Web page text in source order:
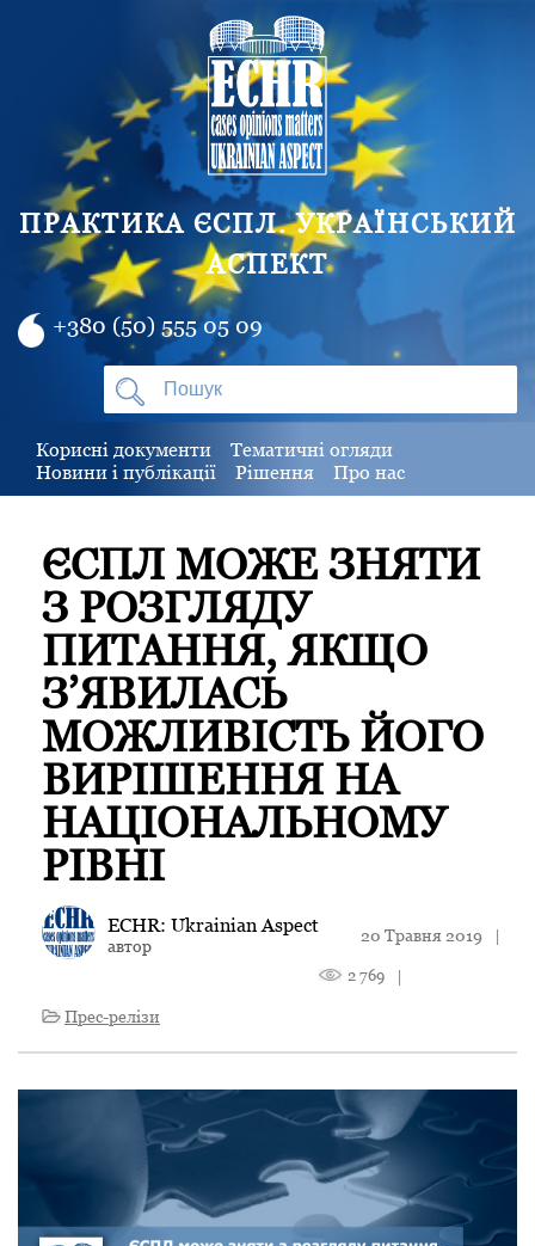
ПРАКТИКА ЄСПЛ. УКРАЇНСЬКИЙ
АСПЕКТ
+380 (50) 555 05 09
Корисні документи
Тематичні огляди
Новини і публікації
Рішення Про нас
ЄСПЛ МОЖЕ ЗНЯТИ
З РОЗГЛЯДУ
ПИТАННЯ, ЯКЩО
З’ЯВИЛАСЬ
МОЖЛИВІСТЬ ЙОГО
ВИРІШЕННЯ НА
НАЦІОНАЛЬНОМУ
РІВНІ
ECHR: Ukrainian Aspect
автор
20 Травня 2019 |
2 769
|
Прес-релізи